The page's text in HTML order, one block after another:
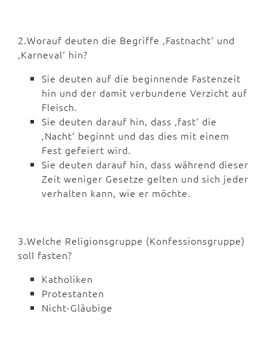
2.Worauf deuten die Begriffe ‚Fastnacht‘ und
‚Karneval‘ hin?
Sie deuten auf die beginnende Fastenzeit
hin und der damit verbundene Verzicht auf
Fleisch.
Sie deuten darauf hin, dass ‚fast‘ die
‚Nacht‘ beginnt und das dies mit einem
Fest gefeiert wird.
Sie deuten darauf hin, dass während dieser
Zeit weniger Gesetze gelten und sich jeder
verhalten kann, wie er möchte.
3.Welche Religionsgruppe (Konfessionsgruppe)
soll fasten?
Katholiken
Protestanten
Nicht-Gläubige